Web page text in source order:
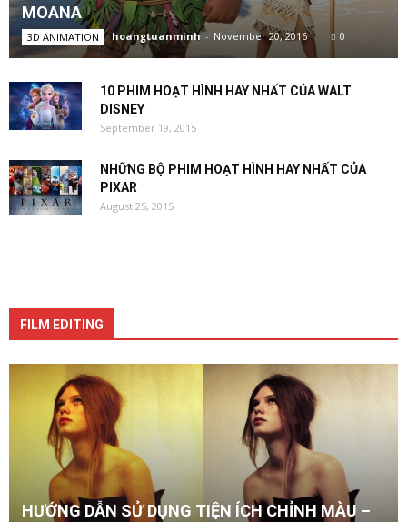
MOANA
3D ANIMATION hoangtuanminh - November 20, 2016 0
10 PHIM HOẠT HÌNH HAY NHẤT CỦA WALT
DISNEY
September 19, 2015
NHỮNG BỘ PHIM HOẠT HÌNH HAY NHẤT CỦA
PIXAR
August 25, 2015
FILM EDITING
HƯỚNG DẪN SỬ DỤNG TIỆN ÍCH CHỈNH MÀU –